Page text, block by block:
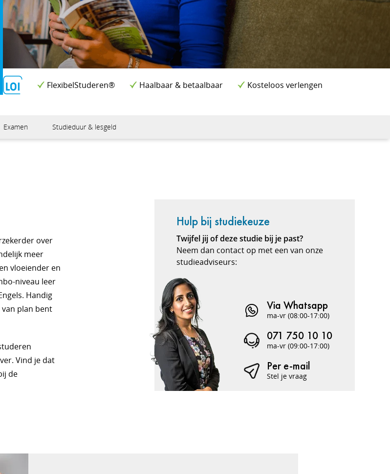
FlexibelStuderen® Haalbaar & betaalbaar Kosteloos verlengen
Examen Studieduur & lesgeld
over
meer
vloeiender en
niveau leer
Handig
van plan bent
Vind je dat
de
Hulp bij studiekeuze
Twijfel jij of deze studie bij je past?
Neem dan contact op met een van onze
studieadviseurs:
Via Whatsapp
ma-vr (08:00-17:00)
071 750 10 10
ma-vr (09:00-17:00)
Per e-mail
Stel je vraag